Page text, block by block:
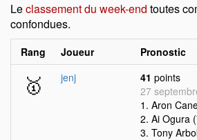
Leclassement du week-end toutes
confondues.
Rang Joueur Pronostic
🥇 jenj 41 points
27
1. Aron
2. Ai Ogura
3. Tony